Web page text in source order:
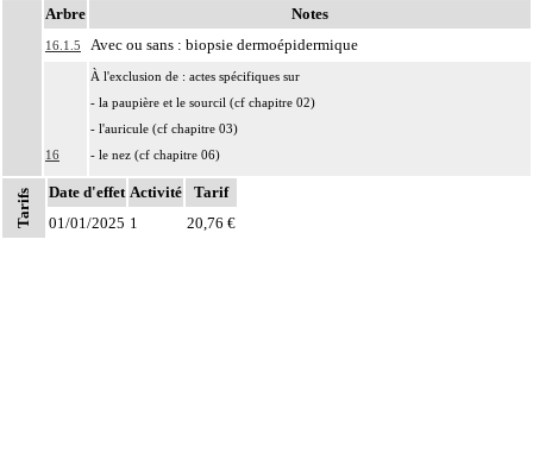
Notes
Arbre Notes
16.1.5 Avec ou sans : biopsie dermoépidermique
16
À l'exclusion de : actes spécifiques sur
- la paupière et le sourcil (cf chapitre 02)
- l'auricule (cf chapitre 03)
- le nez (cf chapitre 06)
- la lèvre (cf chapitre 07)
- la région périanale (cf chapitre 07)
- les organes génitaux externes et le périnée (cf chapitre 08)
Tarifs Date d'effet Activité
Tarif
01/01/2025 1 20,76 €